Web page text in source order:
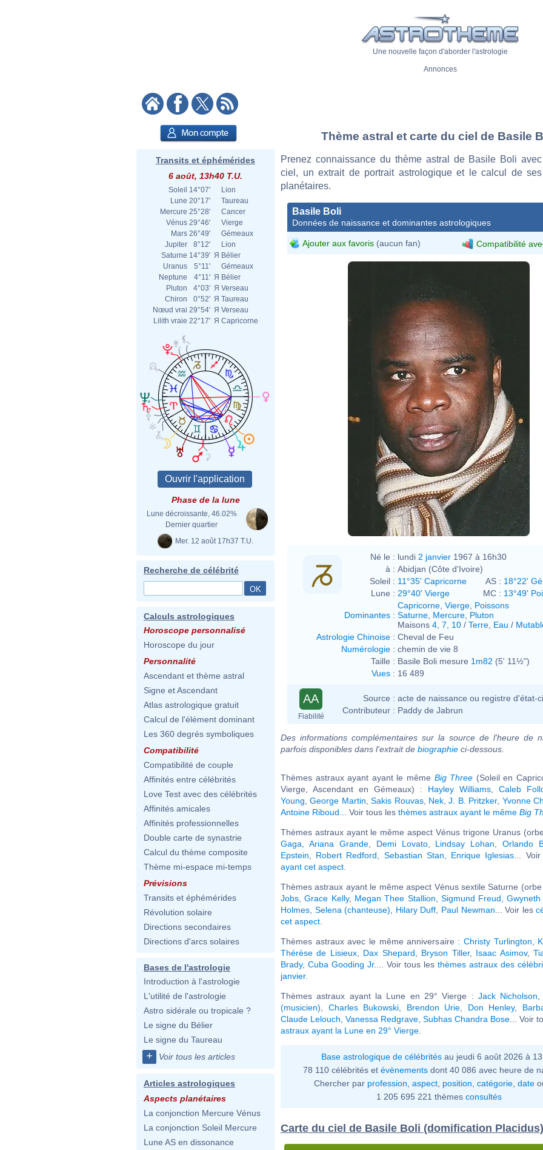
Une nouvelle façon d'aborder l'astrologie
Annonces
Transits et éphémérides
6 août, 13h40 T.U.
Soleil 14°07'
Lion
Lune 20°17'
Taureau
Mercure 25°28'
Cancer
Vénus 29°46'
Vierge
Mars 26°49'
Gémeaux
Jupiter
8°12'
Lion
Saturne 14°39' Я Bélier
Uranus
5°11'
Gémeaux
Neptune
4°11' Я Bélier
Pluton
4°03' Я Verseau
Chiron
0°52' Я Taureau
Nœud vrai 29°54' Я Verseau
Lilith vraie 22°17' Я Capricorne
Phase de la lune
Lune décroissante, 46.02%
Dernier quartier
Mer. 12 août 17h37 T.U.
Recherche de célébrité
Calculs astrologiques
Horoscope personnalisé
Horoscope du jour
Personnalité
Ascendant et thème astral
Signe et Ascendant
Atlas astrologique gratuit
Calcul de l'élément dominant
Les 360 degrés symboliques
Compatibilité
Compatibilité de couple
Affinités entre célébrités
Love Test avec des célébrités
Affinités amicales
Affinités professionnelles
Double carte de synastrie
Calcul du thème composite
Thème mi-espace mi-temps
Prévisions
Transits et éphémérides
Révolution solaire
Directions secondaires
Directions d'arcs solaires
Bases de l'astrologie
Introduction à l'astrologie
L'utilité de l'astrologie
Astro sidérale ou tropicale ?
Le signe du Bélier
Le signe du Taureau
+ Voir tous les articles
Articles astrologiques
Aspects planétaires
La conjonction Mercure Vénus
La conjonction Soleil Mercure
Lune AS en dissonance
Thème astral et carte du ciel de Basile
Prenez connaissance du thème astral de Basile Boli
ciel, un extrait de portrait astrologique et le calcul de
planétaires.
Basile Boli
Données de naissance et dominantes astrologiques
Ajouter aux favoris (aucun fan) Compatibilité
Né le : lundi 2 janvier 1967 à 16h30
à : Abidjan (Côte d'Ivoire)
Soleil : 11°35' Capricorne AS : 18°22'
Lune : 29°40' Vierge MC : 13°49'
Dominantes :
Capricorne Vierge Poissons
Saturne Mercure Pluton
Maisons 4 7 10 / Terre Eau /
Astrologie Chinoise : Cheval de Feu
Numérologie : chemin de vie 8
Taille : Basile Boli mesure 1m82 (5' 11½")
Vues : 16 489
AA
Fiabilité
Source : acte de naissance ou registre d'état-
Contributeur : Paddy de Jabrun
Des informations complémentaires sur la source de l'heure de
parfois disponibles dans l'extrait de biographie ci-dessous.
Thèmes astraux ayant ayant le même Big Three (Soleil en
Vierge, Ascendant en Gémeaux) : Hayley Williams Caleb
Young ,George Martin ,Sakis Rouvas, Nek ,J. B. Pritzker, Yvonne
Antoine Riboud ... Voir tous les thèmes astraux ayant le même Big
Thèmes astraux ayant le même aspect Vénus trigone Uranus
Gaga
Ariana Grande, Demi Lovato, Lindsay Lohan ,Orlando
Epstein
Robert Redford Sebastian Stan Enrique Iglesias ...
ayant cet aspect
Thèmes astraux ayant le même aspect Vénus sextile Saturne (orbe
Jobs ,Grace Kelly, Megan Thee Stallion Sigmund Freud ,Gwyneth
Holmes Selena (chanteuse) Hilary Duff Paul Newman ... Voir les
cet aspect
Thèmes astraux avec le même anniversaire : Christy Turlington
Thérèse de Lisieux, Dax Shepard Bryson Tiller, Isaac Asimov,
Brady, Cuba Gooding Jr. ... Voir tous les thèmes astraux des
janvier.
Thèmes astraux ayant la Lune en 29° Vierge : Jack Nicholson
(musicien)
Charles Bukowski Brendon Urie Don Henley,
Claude Lelouch Vanessa Redgrave Subhas Chandra Bose ... Voir
astraux ayant la Lune en 29° Vierge
Base astrologique de célébritésau jeudi 6 août 2026 à
78 110 célébrités et évènementsdont 40 086 avec heure de
Chercher par profession aspect position catégorie date
1 205 695 221 thèmes consultés
Carte du ciel de Basile Boli (domification Placidus)